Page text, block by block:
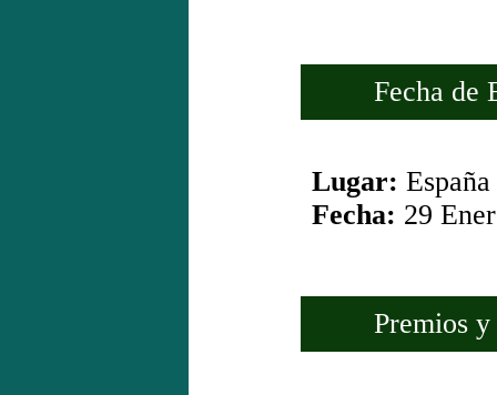
Fecha de
Lugar: España
Fecha: 29
Premios y